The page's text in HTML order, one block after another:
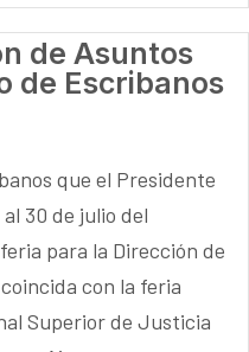
de Asuntos
de Escribanos
que el Presidente
30 de julio del
para la Dirección de
con la feria
Superior de Justicia